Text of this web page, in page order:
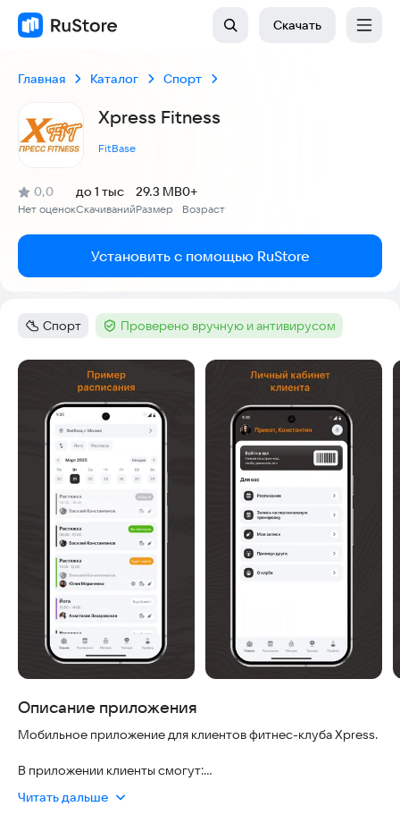
Скачать
Главная Каталог Спорт
Xpress Fitness
FitBase
Рейтинг:
0,0
(
Нет оценок
)
Скачиваний
до 1 тыс
Размер
29.3 MB
Возраст
0+
Установить с помощью RuStore
Категория
Спорт Тег :Проверено вручную и антивирусом
Скриншоты
Описание приложения
Мобильное приложение для клиентов фитнес-клуба Xpress.
В приложении клиенты смогут:
- Записаться на групповые тренировки;
Читать дальше